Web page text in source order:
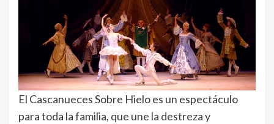
El Cascanueces Sobre Hielo es un espectáculo
para toda la familia, que une la destreza y